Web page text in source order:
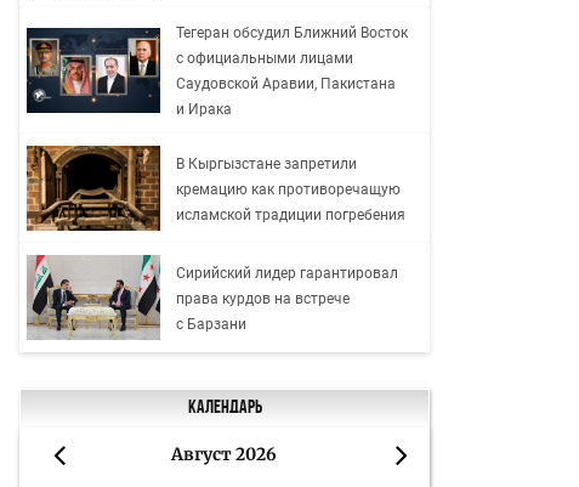
Тегеран обсудил Ближний Восток
с официальными лицами
Саудовской Аравии, Пакистана
и Ирака
В Кыргызстане запретили
кремацию как противоречащую
исламской традиции погребения
Сирийский лидер гарантировал
права курдов на встрече
с Барзани
Календарь
Август 2026